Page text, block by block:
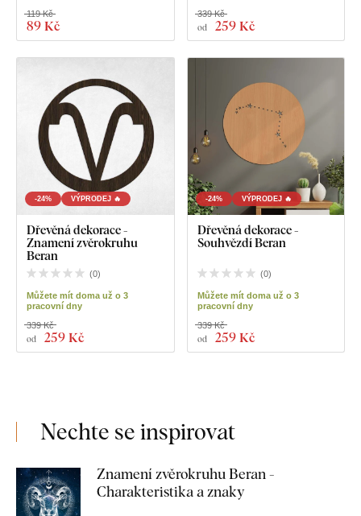
89 Kč
119 Kč
od 259 Kč
339 Kč
-24% VÝPRODEJ 🔥
Dřevěná dekorace -
Znamení zvěrokruhu
Beran
(0)
Můžete mít doma už o 3
pracovní dny
od 259 Kč
339 Kč
-24% VÝPRODEJ 🔥
Dřevěná dekorace -
Souhvězdí Beran
(0)
Můžete mít doma už o 3
pracovní dny
od 259 Kč
339 Kč
Nechte se inspirovat
Znamení zvěrokruhu Beran -
Charakteristika a znaky